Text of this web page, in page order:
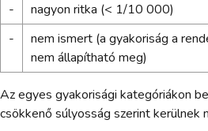
-
nagyon ritka (< 1/10 000)
-
nem ismert (a gyakoriság a
nem állapítható meg)
Az egyes gyakorisági kategóriákon
csökkenő súlyosság szerint kerülnek